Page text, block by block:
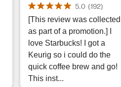
5.0 (192)
[This review was collected
as part of a promotion.] I
love Starbucks! I got a
Keurig so i could do the
quick coffee brew and go!
This inst...